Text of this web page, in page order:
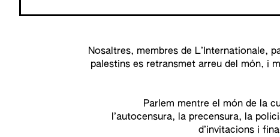
Nosaltres, membres de L’Internationale,
palestins es retransmet arreu del món, i
Parlem mentre el món de la
l’autocensura, la precensura, la
d’invitacions i